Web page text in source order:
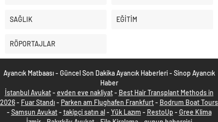
SAĞLIK EĞİTİM
RÖPORTAJLAR
Ayancık Matbaası - Güncel Son Dakika Ayancık Haberleri - Sinop Ayancık
Haber
İstanbul Avukat- evden eve nakliyat- Best Hair Transplant Methods in
2026- Fuar Standı- Parken am Flughafen Frankfurt- Bodrum Boat Tours
- Samsun Avukat- takipçi satın al - Yük Lazım - RestoUp - Gree Klima